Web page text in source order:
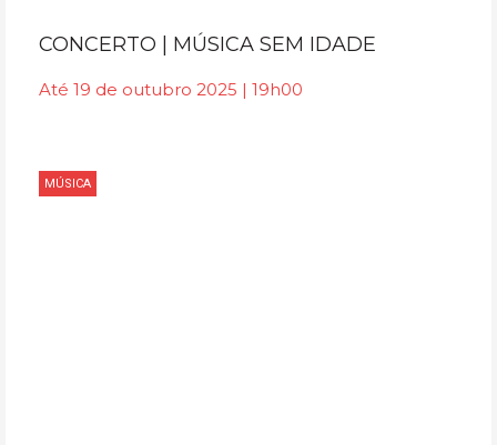
CONCERTO | MÚSICA SEM IDADE
Até 19 de outubro 2025 | 19h00
MÚSICA